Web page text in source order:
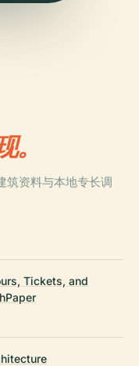
。
筑资料与本地专长调
Tickets, and